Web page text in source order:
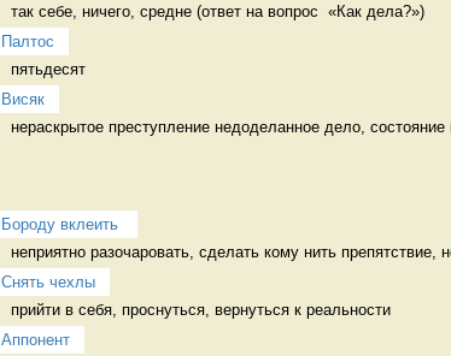
так себе, ничего, средне (ответ на вопрос  «Как дела?»)
Палтос
пятьдесят
Висяк
нераскрытое преступление недоделанное дело,
Бороду вклеить
неприятно разочаровать, сделать кому нить
Снять чехлы
прийти в себя, проснуться, вернуться к реальности
Аппонент